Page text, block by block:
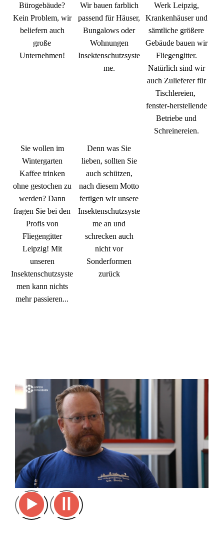
Bürogebäude?
Kein Problem, wir
beliefern auch
große
Unternehmen!
Wir bauen farblich
passend für Häuser,
Bungalows oder
Wohnungen
Insektenschutzsyste
me.
Werk Leipzig,
Krankenhäuser und
sämtliche größere
Gebäude bauen wir
Fliegengitter.
Natürlich sind wir
auch Zulieferer für
Tischlereien,
fenster-herstellende
Betriebe und
Schreinereien.
Sie wollen im
Wintergarten
Kaffee trinken
ohne gestochen zu
werden? Dann
fragen Sie bei den
Profis von
Fliegengitter
Leipzig! Mit
unseren
Insektenschutzsyste
men kann nichts
mehr passieren...
Denn was Sie
lieben, sollten Sie
auch schützen,
nach diesem Motto
fertigen wir unsere
Insektenschutzsyste
me an und
schrecken auch
nicht vor
Sonderformen
zurück